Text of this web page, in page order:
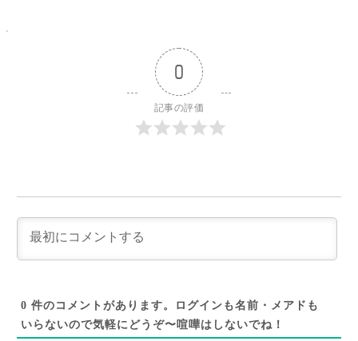
0
記事の評価
0 件のコメントがあります。ログインも名前・メアドも
いらないので気軽にどうぞ〜喧嘩はしないでね！